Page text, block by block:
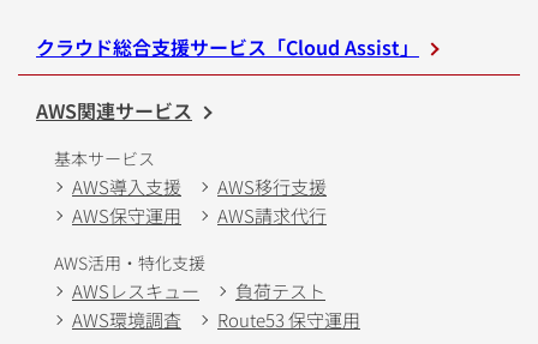
クラウド総合支援サービス「Cloud Assist」
AWS関連サービス
基本サービス
AWS導入支援
AWS移行支援
AWS保守運用
AWS請求代行
AWS活用・特化支援
AWSレスキュー
負荷テスト
AWS環境調査
Route53 保守運用